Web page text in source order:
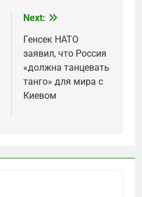
Next:
Генсек НАТО
заявил, что Россия
«должна танцевать
танго» для мира с
Киевом